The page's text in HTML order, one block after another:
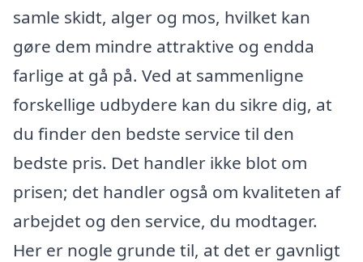
samle skidt, alger og mos, hvilket kan
gøre dem mindre attraktive og endda
farlige at gå på. Ved at sammenligne
forskellige udbydere kan du sikre dig, at
du finder den bedste service til den
bedste pris. Det handler ikke blot om
prisen; det handler også om kvaliteten af
arbejdet og den service, du modtager.
Her er nogle grunde til, at det er gavnligt